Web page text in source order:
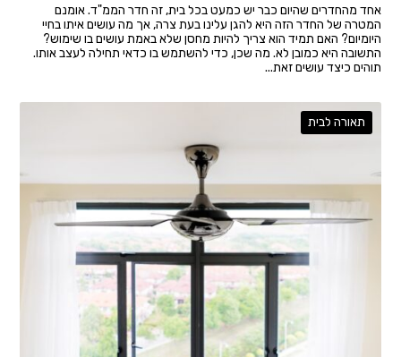
אחד מהחדרים שהיום כבר יש כמעט בכל בית, זה חדר הממ"ד. אומנם
המטרה של החדר הזה היא להגן עלינו בעת צרה, אך מה עושים איתו בחיי
היומיום? האם תמיד הוא צריך להיות מחסן שלא באמת עושים בו שימוש?
התשובה היא כמובן לא. מה שכן, כדי להשתמש בו כדאי תחילה לעצב אותו.
תוהים כיצד עושים זאת...
תאורה לבית